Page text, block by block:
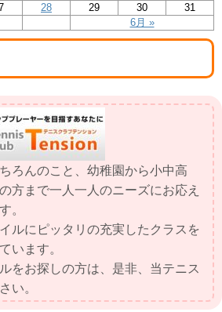
6月 »
28 29 30 31
ろんのこと、幼稚園から小中高
方まで一人一人のニーズにお応え
。
ルにピッタリの充実したクラスを
います。
をお探しの方は、是非、当テニス
い。